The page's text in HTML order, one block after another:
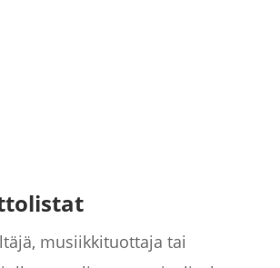
musiikkituottaja tai